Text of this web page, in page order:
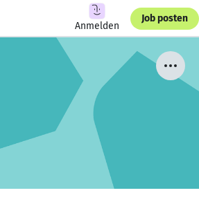
Anmelden
Job posten